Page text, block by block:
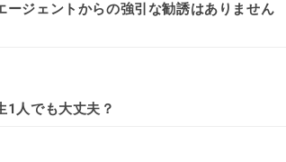
ージェントからの強引な勧誘はありません
1人でも大丈夫？